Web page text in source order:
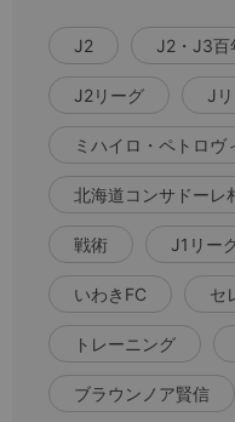
J2 J2・J3百
J2リーグ J
ミハイロ・ペトロヴ
北海道コンサドーレ
戦術 J1リー
いわきFC セ
トレーニング
ブラウンノア賢信